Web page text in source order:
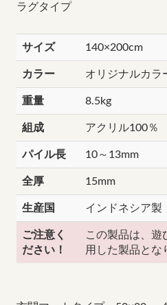
ラグタイプ
サイズ 140×200cm
カラー オリジナルカラ
重量 8.5kg
組成 アクリル100％
パイル長 10～13mm
全厚 15mm
生産国 インドネシア製
ご注意く
ださい！
この製品は、遊
用した製品とな